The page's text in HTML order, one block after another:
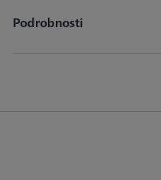
Podrobnosti